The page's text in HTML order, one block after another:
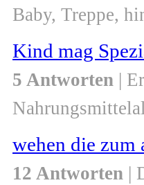
Baby, Treppe,
Kind mag
5 Antworten |
wehen die zum
12 Antworten |